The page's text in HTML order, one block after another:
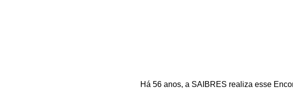
Há 56 anos, a SAIBRES realiza esse